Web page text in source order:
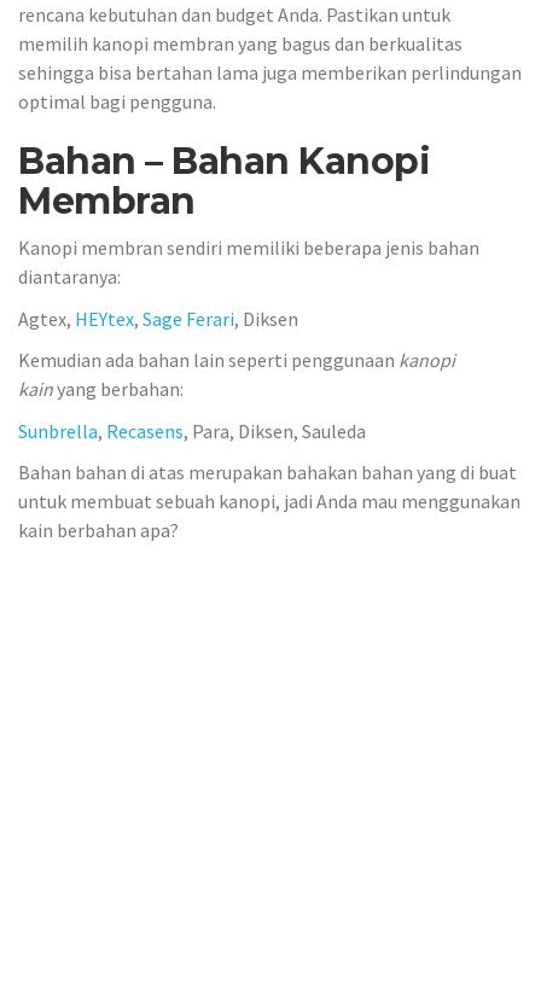
rencana kebutuhan dan budget Anda. Pastikan untuk
memilih kanopi membran yang bagus dan berkualitas
sehingga bisa bertahan lama juga memberikan perlindungan
optimal bagi pengguna.
Bahan – Bahan Kanopi
Membran
Kanopi membran sendiri memiliki beberapa jenis bahan
diantaranya:
Agtex, HEYtex, Sage Ferari, Diksen
Kemudian ada bahan lain seperti penggunaan kanopi
kainyang berbahan:
Sunbrella, Recasens, Para, Diksen, Sauleda
Bahan bahan di atas merupakan bahakan bahan yang di buat
untuk membuat sebuah kanopi, jadi Anda mau menggunakan
kain berbahan apa?